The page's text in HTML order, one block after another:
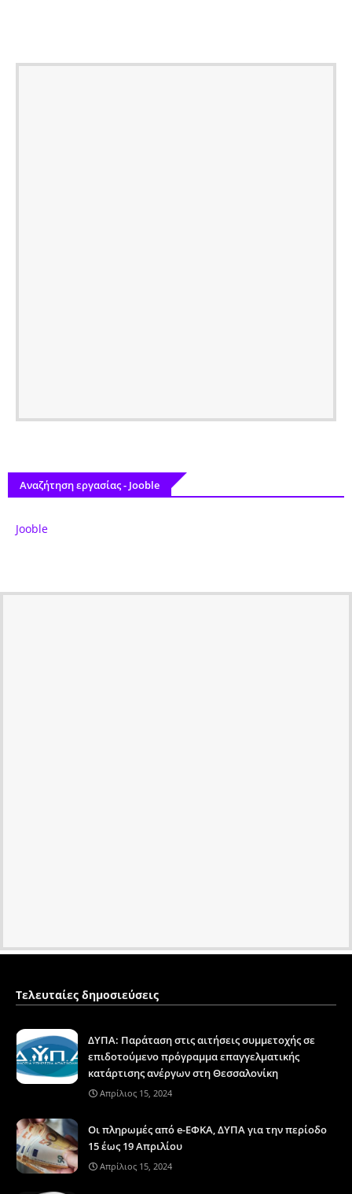
Αναζήτηση εργασίας - Jooble
Jooble
Τελευταίες δημοσιεύσεις
ΔΥΠΑ: Παράταση στις αιτήσεις συμμετοχής σε
επιδοτούμενο πρόγραμμα επαγγελματικής
κατάρτισης ανέργων στη Θεσσαλονίκη
Απρίλιος 15, 2024
Οι πληρωμές από e-ΕΦΚΑ, ΔΥΠΑ για την περίοδο
15 έως 19 Απριλίου
Απρίλιος 15, 2024